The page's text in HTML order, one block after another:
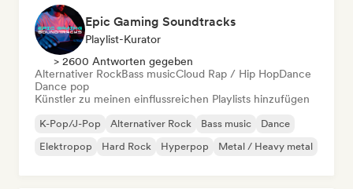
Epic Gaming Soundtracks
Playlist-Kurator
> 2600 Antworten gegeben
Alternativer RockBass musicCloud Rap / Hip HopDance
Dance pop
Künstler zu meinen einflussreichen Playlists hinzufügen
K-Pop/J-Pop Alternativer Rock Bass music
Dance
Elektropop
Hard Rock Hyperpop Metal / Heavy metal